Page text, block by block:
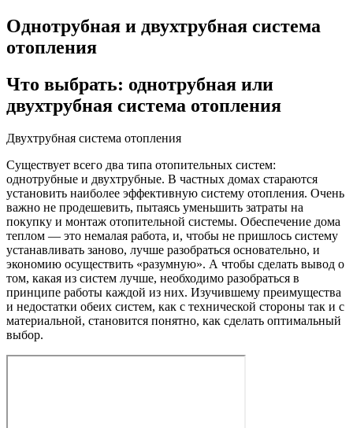
Однотрубная и двухтрубная система
отопления
Что выбрать: однотрубная или
двухтрубная система отопления
Двухтрубная система отопления
Существует всего два типа отопительных систем:
однотрубные и двухтрубные. В частных домах стараются
установить наиболее эффективную систему отопления. Очень
важно не продешевить, пытаясь уменьшить затраты на
покупку и монтаж отопительной системы. Обеспечение дома
теплом — это немалая работа, и, чтобы не пришлось систему
устанавливать заново, лучше разобраться основательно, и
экономию осуществить «разумную». А чтобы сделать вывод о
том, какая из систем лучше, необходимо разобраться в
принципе работы каждой из них. Изучившему преимущества
и недостатки обеих систем, как с технической стороны так и с
материальной, становится понятно, как сделать оптимальный
выбор.